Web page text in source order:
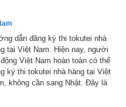
dẫn đăng ký thi tokutei nhà
tại Việt Nam. Hiện nay, người
động Việt Nam hoàn toàn có thể
ký thi tokutei nhà hàng tại Việt
không cần sang Nhật. Đây là